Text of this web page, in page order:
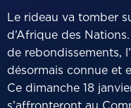
Le rideau va tomber
d’Afrique des
de rebondissements,
désormais connue et
Ce dimanche 18
s’affronteront au